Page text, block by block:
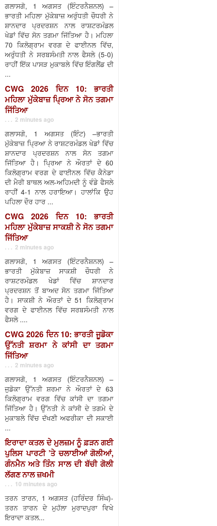
ਗਲਾਸਗੋ, 1 ਅਗਸਤ (ਇੰਟਰਨੈਸ਼ਨਲ) –
ਭਾਰਤੀ ਮਹਿਲਾ ਮੁੱਕੇਬਾਜ਼ ਅਰੁੰਧਤੀ ਚੌਧਰੀ ਨੇ
ਸ਼ਾਨਦਾਰ ਪ੍ਰਦਰਸ਼ਨ ਨਾਲ ਰਾਸ਼ਟਰਮੰਡਲ
ਖੇਡਾਂ ਵਿੱਚ ਸੋਨ ਤਗਮਾ ਜਿੱਤਿਆ ਹੈ। ਮਹਿਲਾ
70 ਕਿਲੋਗ੍ਰਾਮ ਵਰਗ ਦੇ ਫਾਈਨਲ ਵਿੱਚ,
ਅਰੁੰਧਤੀ ਨੇ ਸਰਬਸੰਮਤੀ ਨਾਲ ਫੈਸਲੇ (5-0)
ਰਾਹੀਂ ਇੱਕ ਪਾਸੜ ਮੁਕਾਬਲੇ ਵਿੱਚ ਇੰਗਲੈਂਡ ਦੀ
...
CWG 2026 ਦਿਨ 10: ਭਾਰਤੀ
ਮਹਿਲਾ ਮੁੱਕੇਬਾਜ਼ ਪ੍ਰਿਆ ਨੇ ਸੋਨ ਤਗਮਾ
ਜਿੱਤਿਆ
. . . 2 minutes ago
ਗਲਾਸਗੋ, 1 ਅਗਸਤ (ਇੰਟ) –ਭਾਰਤੀ
ਮੁੱਕੇਬਾਜ਼ ਪ੍ਰਿਆ ਨੇ ਰਾਸ਼ਟਰਮੰਡਲ ਖੇਡਾਂ ਵਿੱਚ
ਸ਼ਾਨਦਾਰ ਪ੍ਰਦਰਸ਼ਨ ਨਾਲ ਸੋਨ ਤਗਮਾ
ਜਿੱਤਿਆ ਹੈ। ਪ੍ਰਿਆ ਨੇ ਔਰਤਾਂ ਦੇ 60
ਕਿਲੋਗ੍ਰਾਮ ਵਰਗ ਦੇ ਫਾਈਨਲ ਵਿੱਚ ਕੈਨੇਡਾ
ਦੀ ਮੈਰੀ ਬਾਥਲ ਅਲ-ਅਹਿਮਦੀ ਨੂੰ ਵੰਡੇ ਫੈਸਲੇ
ਰਾਹੀਂ 4-1 ਨਾਲ ਹਰਾਇਆ। ਹਾਲਾਂਕਿ ਉਹ
ਪਹਿਲਾ ਦੌਰ ਹਾਰ ...
CWG 2026 ਦਿਨ 10: ਭਾਰਤੀ
ਮਹਿਲਾ ਮੁੱਕੇਬਾਜ਼ ਸਾਕਸ਼ੀ ਨੇ ਸੋਨ ਤਗਮਾ
ਜਿੱਤਿਆ
. . . 2 minutes ago
ਗਲਾਸਗੋ, 1 ਅਗਸਤ (ਇੰਟਰਨੈਸ਼ਨਲ) –
ਭਾਰਤੀ ਮੁੱਕੇਬਾਜ਼ ਸਾਕਸ਼ੀ ਚੌਧਰੀ ਨੇ
ਰਾਸ਼ਟਰਮੰਡਲ ਖੇਡਾਂ ਵਿੱਚ ਸ਼ਾਨਦਾਰ
ਪ੍ਰਦਰਸ਼ਨ ਤੋਂ ਬਾਅਦ ਸੋਨ ਤਗਮਾ ਜਿੱਤਿਆ
ਹੈ। ਸਾਕਸ਼ੀ ਨੇ ਔਰਤਾਂ ਦੇ 51 ਕਿਲੋਗ੍ਰਾਮ
ਵਰਗ ਦੇ ਫਾਈਨਲ ਵਿੱਚ ਸਰਬਸੰਮਤੀ ਨਾਲ
ਫੈਸਲੇ ....
CWG 2026 ਦਿਨ 10: ਭਾਰਤੀ ਜੂਡੋਕਾ
ਉੱਨਤੀ ਸ਼ਰਮਾ ਨੇ ਕਾਂਸੀ ਦਾ ਤਗਮਾ
ਜਿੱਤਿਆ
. . . 2 minutes ago
ਗਲਾਸਗੋ, 1 ਅਗਸਤ (ਇੰਟਰਨੈਸ਼ਨਲ) –
ਜੁਡੋਕਾ ਉੱਨਤੀ ਸ਼ਰਮਾ ਨੇ ਔਰਤਾਂ ਦੇ 63
ਕਿਲੋਗ੍ਰਾਮ ਵਰਗ ਵਿੱਚ ਕਾਂਸੀ ਦਾ ਤਗਮਾ
ਜਿੱਤਿਆ ਹੈ। ਉੱਨਤੀ ਨੇ ਕਾਂਸੀ ਦੇ ਤਗਮੇ ਦੇ
ਮੁਕਾਬਲੇ ਵਿੱਚ ਦੱਖਣੀ ਅਫਰੀਕਾ ਦੀ ਸਕਾਈ
...
ਇਰਾਦਾ ਕਤਲ ਦੇ ਮੁਲਜ਼ਮ ਨੂੰ ਫ਼ੜਨ ਗਈ
ਪੁਲਿਸ ਪਾਰਟੀ ’ਤੇ ਚਲਾਈਆਂ ਗੋਲੀਆਂ,
ਗੰਨਮੈਨ ਅਤੇ ਤਿੰਨ ਸਾਲ ਦੀ ਬੱਚੀ ਗੋਲੀ
ਲੱਗਣ ਨਾਲ ਜ਼ਖਮੀ
. . . 10 minutes ago
ਤਰਨ ਤਾਰਨ, 1 ਅਗਸਤ (ਹਰਿੰਦਰ ਸਿੰਘ)-
ਤਰਨ ਤਾਰਨ ਦੇ ਮੁਹੱਲਾ ਮੁਰਾਦਪੁਰਾ ਵਿਖੇ
ਇਰਾਦਾ ਕਤਲ...